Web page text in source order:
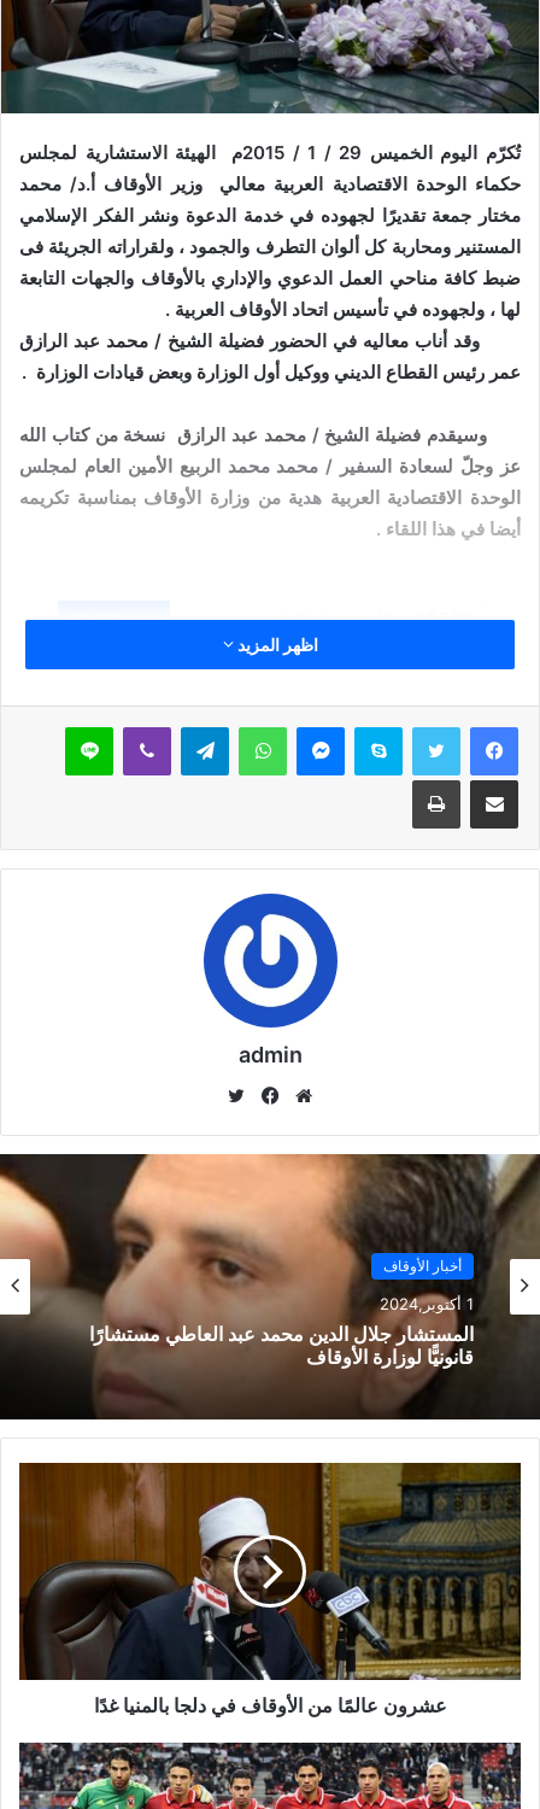
ي
ا
تُكرّم اليوم الخميس 29 / 1 / 2015م الهيئة الاستشارية لمجلس
حكماء الوحدة الاقتصادية العربية معالي وزير الأوقاف أ.د/ محمد
مختار جمعة تقديرًا لجهوده في خدمة الدعوة ونشر الفكر الإسلامي
المستنير ومحاربة كل ألوان التطرف والجمود ، ولقراراته الجريئة فى
ضبط كافة مناحي العمل الدعوي والإداري بالأوقاف والجهات التابعة
لها ، ولجهوده في تأسيس اتحاد الأوقاف العربية .
وقد أناب معاليه في الحضور فضيلة الشيخ / محمد عبد الرازق
عمر رئيس القطاع الديني ووكيل أول الوزارة وبعض قيادات الوزارة .
وسيقدم فضيلة الشيخ / محمد عبد الرازق نسخة من كتاب الله
عز وجلّ لسعادة السفير / محمد محمد الربيع الأمين العام لمجلس
الوحدة الاقتصادية العربية هدية من وزارة الأوقاف بمناسبة تكريمه
أيضا في هذا اللقاء .
نسخ الرابط
اظهر المزيد
سكايب واتساب
admin
موق
الوي
في
وك
أخبار الأوقاف
1 أكتوبر,2024
المستشار جلال الدين محمد عبد العاطي مستشارًا
قانونيًّا لوزارة الأوقاف
أخبار الأوقاف
1 أكتوبر,2024
استقبل وزير الأوقاف المهندس محمد درة نائب رئيس
مجلس إدارة مجموعة درة زيادة الجائزة الأولي إلي
مليون جنيه
عشرون عالمًا من الأوقاف في دلجا بالمنيا غدًا